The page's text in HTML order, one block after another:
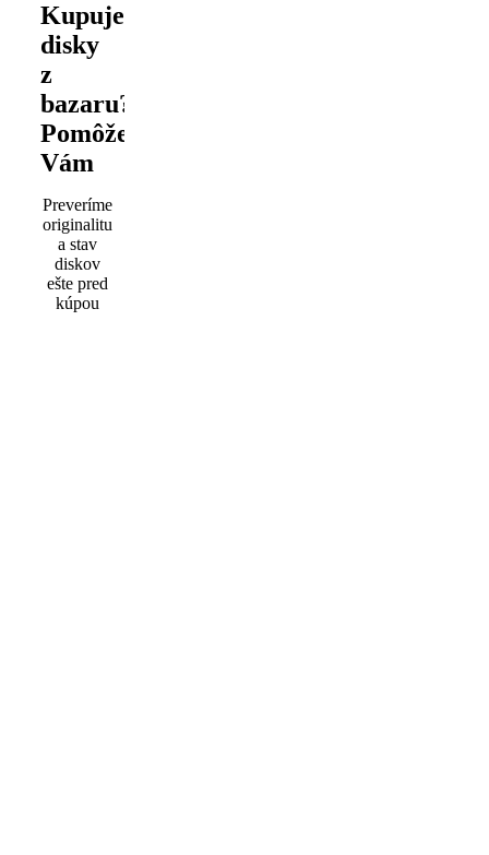
Kupujete
disky
z
bazaru?
Pomôžeme
Vám
Preveríme
originalitu
a stav
diskov
ešte pred
kúpou